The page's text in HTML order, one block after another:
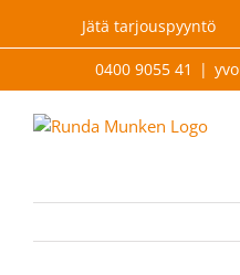
Jätä tarjouspyyntö
0400 9055 41 |